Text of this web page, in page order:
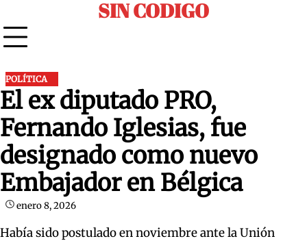
to
content
SIN CODIGO
POLÍTICA
El ex diputado PRO,
Fernando Iglesias, fue
designado como nuevo
Embajador en Bélgica
enero 8, 2026
Había sido postulado en noviembre ante la Unión